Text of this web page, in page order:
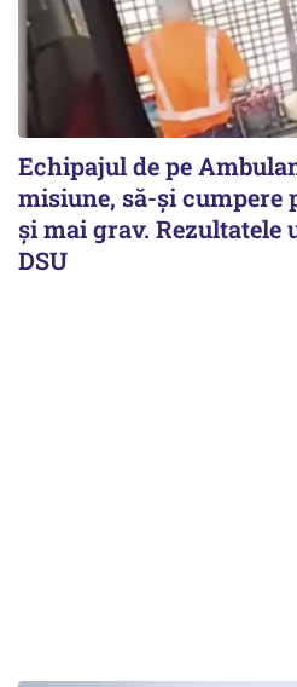
Echipajul de pe
misiune, să-și cumpere
și mai grav. Rezultatele
DSU